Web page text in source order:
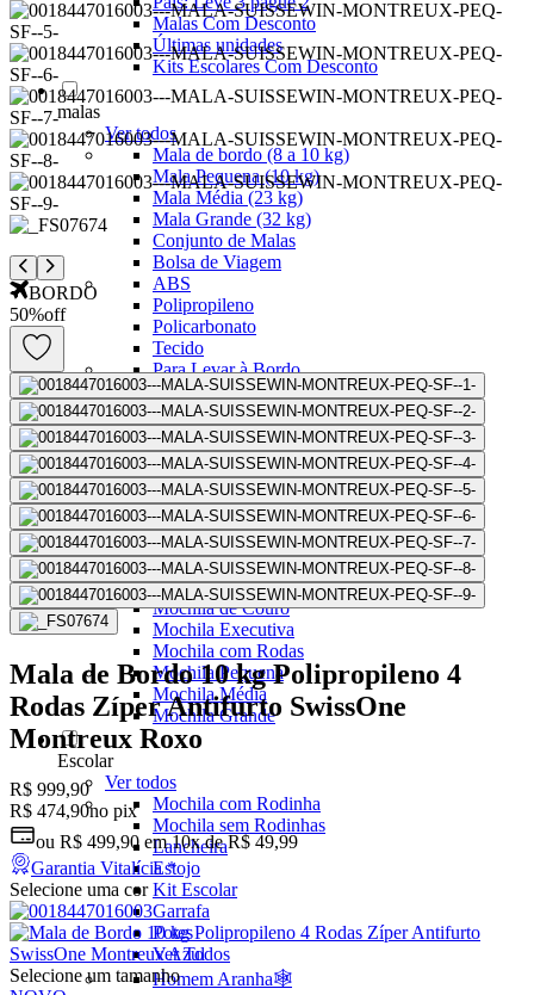
Malas Com Desconto
Últimas unidades
Kits Escolares Com Desconto
malas
Ver todos
Mala de bordo (8 a 10 kg)
Mala Pequena (10 kg)
Mala Média (23 kg)
Mala Grande (32 kg)
Conjunto de Malas
Bolsa de Viagem
ABS
Polipropileno
Policarbonato
Tecido
Para Levar à Bordo
Para Despachar
Mochilas
Ver todos
Mochilas Masculinas
Mochilas Femininas
Mochilas Escolares
Mochilas Juvenis
Ver Todos
Mochila para Notebook
Mochila de Couro
Mochila Executiva
Mochila com Rodas
Mochila Pequena
Mochila Média
Mochila Grande
Escolar
Ver todos
Mochila com Rodinha
Mochila sem Rodinhas
Lancheira
Estojo
Kit Escolar
Garrafa
Potes
Ver Todos
Homem Aranha🕸️
BORDO
50%off
Mala de Bordo 10 kg Polipropileno 4
Rodas Zíper Antifurto SwissOne
Montreux Roxo
R$ 999,90
R$ 474,90no pix
ou R$ 499,90 em10x de R$ 49,99
Garantia Vitalícia *
Selecione uma cor
Selecione um tamanho